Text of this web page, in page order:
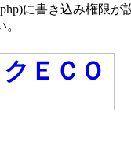
に書き込み権限が